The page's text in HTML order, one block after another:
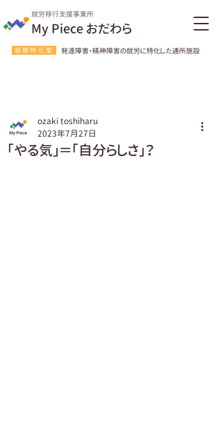
就労移行支援事業所
My Piece おだわら
就職特化型 発達障害・精神障害の就労に特化した通所施設
「やる気」＝「自分らしさ」？
ozaki toshiharu
2023年7月27日